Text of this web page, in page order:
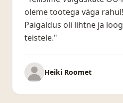
oleme tootega väga
Paigaldus oli lihtne ja
teistele."
Heiki Roomet